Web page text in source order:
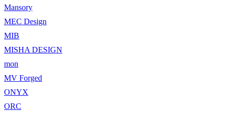
Mansory
MEC Design
MIB
MISHA DESIGN
mon
MV Forged
ONYX
ORC